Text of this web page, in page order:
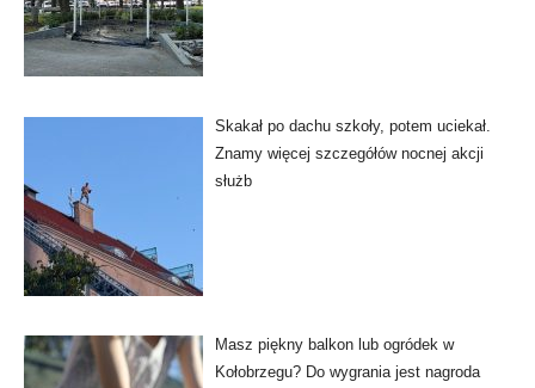
Skakał po dachu szkoły, potem uciekał.
Znamy więcej szczegółów nocnej akcji
służb
Masz piękny balkon lub ogródek w
Kołobrzegu? Do wygrania jest nagroda